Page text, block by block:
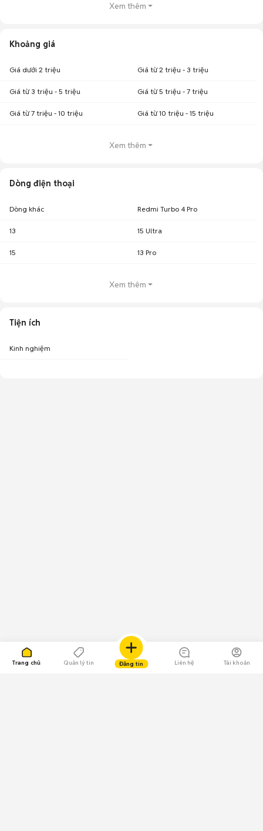
Trang chủ Quản lý tin Đăng tin Liên hệ Tài khoản
Xem thêm
Khoảng giá
Giá dưới 2 triệu Giá từ 2 triệu - 3 triệu
Giá từ 3 triệu - 5 triệu Giá từ 5 triệu - 7 triệu
Giá từ 7 triệu - 10 triệu Giá từ 10 triệu - 15 triệu
Xem thêm
Dòng điện thoại
Dòng khác Redmi Turbo 4 Pro
13 15 Ultra
15 13 Pro
Xem thêm
Tiện ích
Kinh nghiệm